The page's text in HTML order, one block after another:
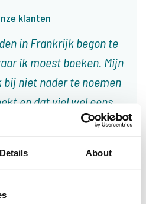
Details About
klanten
in Frankrijk begon te
ik moest boeken. Mijn
niet nader te noemen
en dat viel wel eens
geleden The Carp
jaar weet ik dat het
af en er komen